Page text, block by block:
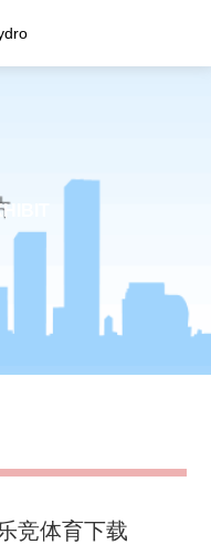
竞体育下载